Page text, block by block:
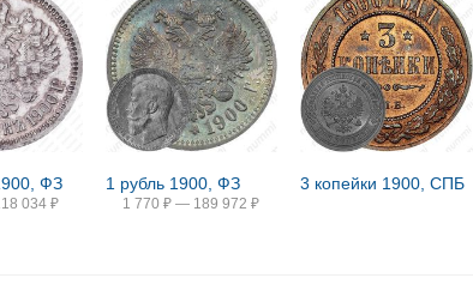
ФЗ
034 ₽
1 рубль 1900, ФЗ
1 770 ₽ — 189 972 ₽
3 копейки 1900, СПБ